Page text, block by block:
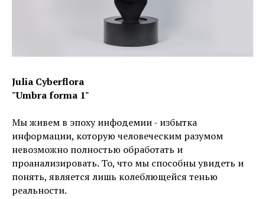
Julia Cyberflora
"Umbra forma 1"
Мы живем в эпоху инфодемии - избытка
информации, которую человеческим разумом
невозможно полностью обработать и
проанализировать. То, что мы способны увидеть и
понять, является лишь колеблющейся тенью
реальности.